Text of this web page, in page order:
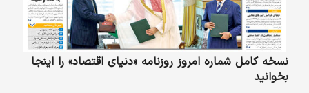
نسخه کامل شماره امروز روزنامه «دنیای‌ اقتصاد» را اینجا
بخوانید